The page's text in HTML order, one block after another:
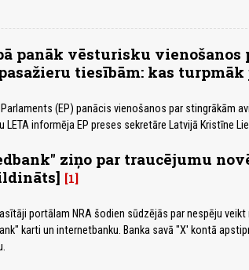
panāk vēsturisku vienošanos
tiesībām: kas turpmāk
(EP) panācis vienošanos par stingrākām
LETA informēja EP preses sekretāre Latvijā Kristīne
ziņo par traucējumu
1
portālam NRA šodien sūdzējās par nespēju veikt
karti un internetbanku. Banka savā "X' kontā